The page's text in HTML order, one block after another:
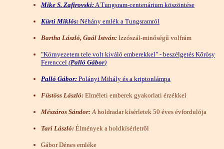
Mike S. Zafirovski: A Tungsram-centenárium köszöntése
Kürti Miklós: Néhány emlék a Tungsramról
Bartha László, Gaál István: Izzószál-minőségű volfrám
"Környezetem tele volt kiváló emberekkel" - beszélgetés Kőrösy
Ferenccel (Palló Gábor)
Palló Gábor: Polányi Mihály és a kriptonlámpa
Füstöss László: Elméleti emberek gyakorlati érzékkel
Mészáros Sándor: A holdradar kísérletek 50 éves évfordulója
Tari László: Élmények a holdkísérletről
Gábor Dénes emléke